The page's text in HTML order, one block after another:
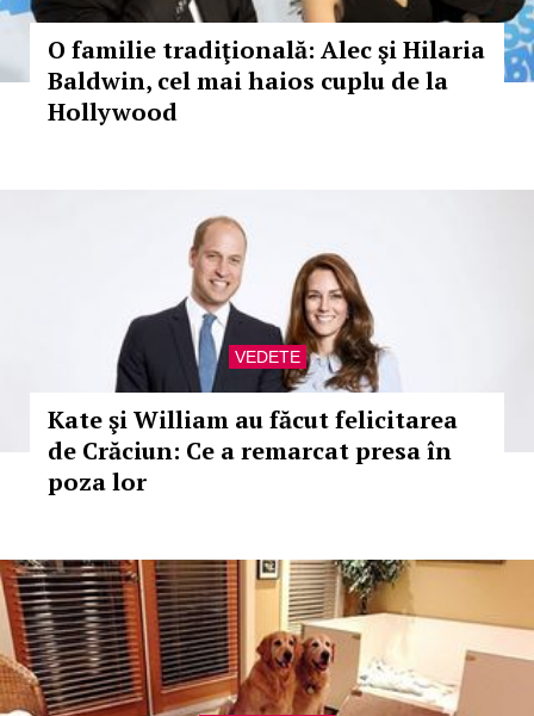
O familie tradiţională: Alec şi Hilaria
Baldwin, cel mai haios cuplu de la
Hollywood
VEDETE
Kate şi William au făcut felicitarea
de Crăciun: Ce a remarcat presa în
poza lor